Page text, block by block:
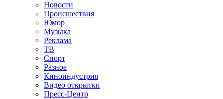
Новости
Происшествия
Юмор
Музыка
Реклама
ТВ
Спорт
Разное
Киноиндустрия
Видео открытки
Пресс-Центр